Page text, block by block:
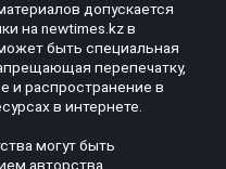
допускается
на newtimes.kz в
быть специальная
перепечатку,
и распространение в
в интернете.
могут быть
авторства